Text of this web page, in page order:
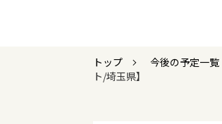
トップ 今後の予定一覧
ト/埼玉県】